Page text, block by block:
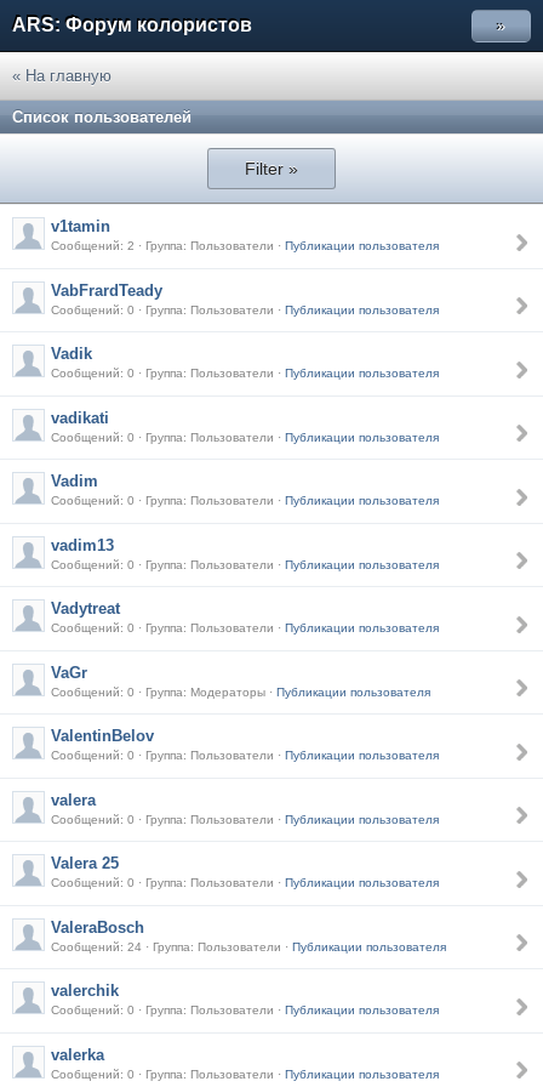
ARS: Форум колористов »
« На главную
Список пользователей
Filter »
v1tamin
Сообщений: 2 · Группа: Пользователи · Публикации пользователя
VabFrardTeady
Сообщений: 0 · Группа: Пользователи · Публикации пользователя
Vadik
Сообщений: 0 · Группа: Пользователи · Публикации пользователя
vadikati
Сообщений: 0 · Группа: Пользователи · Публикации пользователя
Vadim
Сообщений: 0 · Группа: Пользователи · Публикации пользователя
vadim13
Сообщений: 0 · Группа: Пользователи · Публикации пользователя
Vadytreat
Сообщений: 0 · Группа: Пользователи · Публикации пользователя
VaGr
Сообщений: 0 · Группа: Модераторы · Публикации пользователя
ValentinBelov
Сообщений: 0 · Группа: Пользователи · Публикации пользователя
valera
Сообщений: 0 · Группа: Пользователи · Публикации пользователя
Valera 25
Сообщений: 0 · Группа: Пользователи · Публикации пользователя
ValeraBosch
Сообщений: 24 · Группа: Пользователи · Публикации пользователя
valerchik
Сообщений: 0 · Группа: Пользователи · Публикации пользователя
valerka
Сообщений: 0 · Группа: Пользователи · Публикации пользователя